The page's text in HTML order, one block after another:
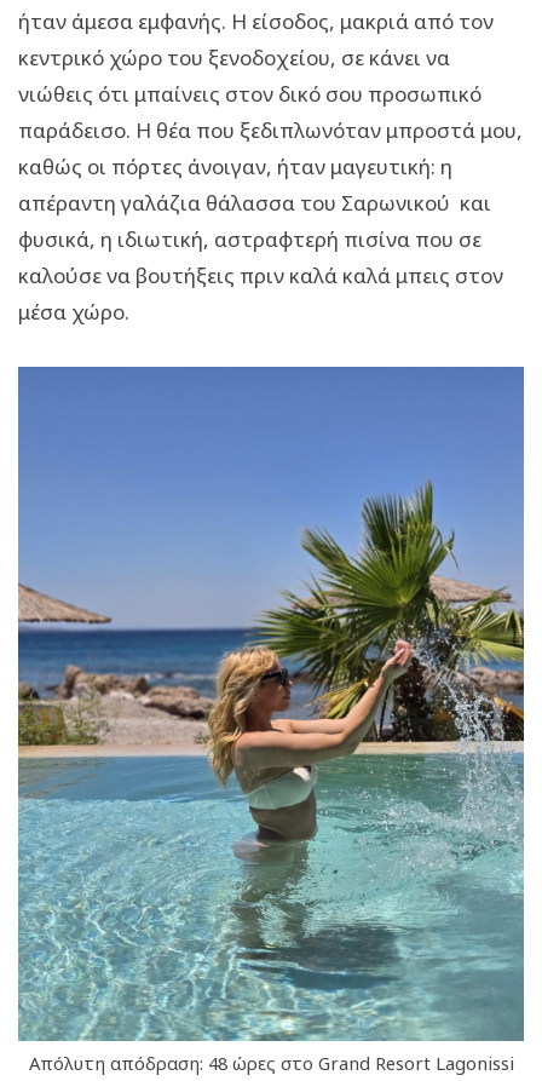
ήταν άμεσα εμφανής. Η είσοδος, μακριά από τον
κεντρικό χώρο του ξενοδοχείου, σε κάνει να
νιώθεις ότι μπαίνεις στον δικό σου προσωπικό
παράδεισο. Η θέα που ξεδιπλωνόταν μπροστά μου,
καθώς οι πόρτες άνοιγαν, ήταν μαγευτική: η
απέραντη γαλάζια θάλασσα του Σαρωνικού και
φυσικά, η ιδιωτική, αστραφτερή πισίνα που σε
καλούσε να βουτήξεις πριν καλά καλά μπεις στον
μέσα χώρο.
Απόλυτη απόδραση: 48 ώρες στο Grand Resort Lagonissi